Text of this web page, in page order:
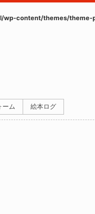
wp-content/themes/theme-
ーム 絵本ログ